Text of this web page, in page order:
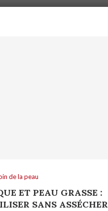
de la peau
ET PEAU GRASSE :
SANS ASSÉCHER